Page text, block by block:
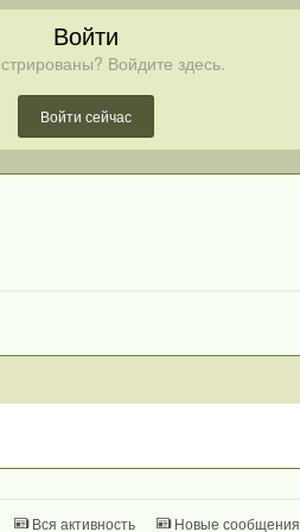
Войти
Войдите здесь.
Войти сейчас
Вся активность Новые сообщения